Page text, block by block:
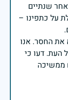
שנתיים
על כתפינו –
את החסר. אנו
העת. דעו כי
ממשיכה